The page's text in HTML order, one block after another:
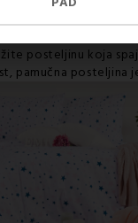
posteljinu koja
pamučna posteljina